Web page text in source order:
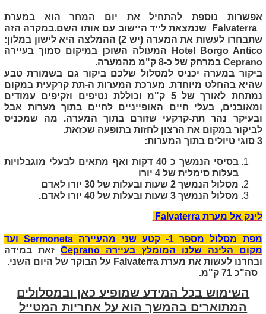
אפשרות נוספת להתחיל את יום המחר הוא במערת
Falvaterra
שנמצאת לייד היישוב עם אותו השם.במקרה הזה
שתבחרו לעשות את המערה (יש 2) ההמלצה היא לישון במלון:
Hotel Borgo Antico
המעולה השוכן במיקום סמוך בעיירה
Ceprano במרחק של כ-8 ק"מ מהמערה.
ביקור במערה יכניס למסלול שלכם ביקור גם בשמורת טבע
שהיא בהחלט מיוחדת. מערכת המערות ה-תת קרקעית במקום
נמתחת לאורך של 5 ק"מ וכוללת נטיפים וזקיפים עמודים
ומאובנים, בעלי חיים האופייניים לחיים בתוך מערות אבל
ובעיקר נהר תת-קרקעי שזורם בתוך המערה. מה שמכניס
לביקור במקום את הרצון לחזות בתופעה שכזאת.
3 סוגי טיולים בתוך המערות:
בסיסי הנמשך כ 40 דקות ואף מתאים לבעלי מוגבלויות
בעלות סימלית של 4 יורו
מסלול הנמשך 2 שעות ובעלות של 30 יורו לאדם
מסלול הנמשך 3 שעות ובעלות של 40 יורו לאדם.
לינק אל מערתFalvaterra
מפת מסלול מספר 1- קטע שני מהעיירה Sermonetaועד
מקום הלינה שלנו המומלץ בעיירהCeprano זאת במידה
ובחרנו לעשות את מערתFalvaterra על הבוקר של היום השני.
סה"כ 71 ק"מ.
השימוש בכל המידע שמופיע כאן ובמסלולים
המתוארים בהמשך הוא על אחריות המטייל